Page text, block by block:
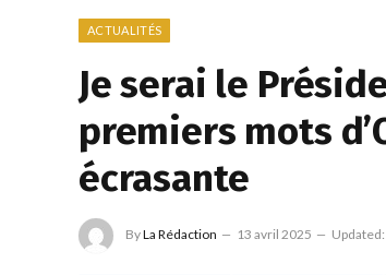
ACTUALITÉS
Je serai le
premiers mots
écrasante
ByLa Rédaction 13 avril 2025 Updated: